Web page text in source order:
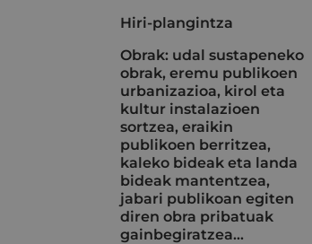
Hiri-plangintza
Obrak: udal sustapeneko
obrak, eremu publikoen
urbanizazioa, kirol eta
kultur instalazioen
sortzea, eraikin
publikoen berritzea,
kaleko bideak eta landa
bideak mantentzea,
jabari publikoan egiten
diren obra pribatuak
gainbegiratzea…